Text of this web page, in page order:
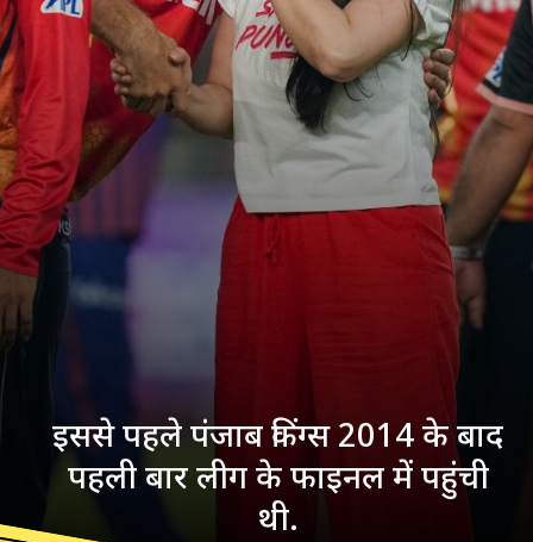
इससे पहले पंजाब किंग्स 2014 के बाद
पहली बार लीग के फाइनल में पहुंची
थी.